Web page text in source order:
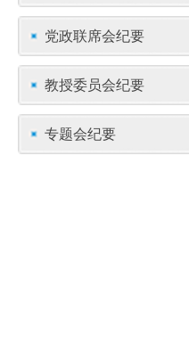
党政联席会纪要
教授委员会纪要
专题会纪要